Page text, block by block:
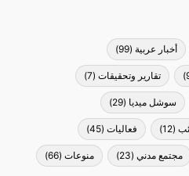
أخبار عربية (99)
تقارير وتحقيقات (7)
سوشل ميديا (29)
(12) فعاليات (45)
مجتمع مدني (23) منوعات (66)